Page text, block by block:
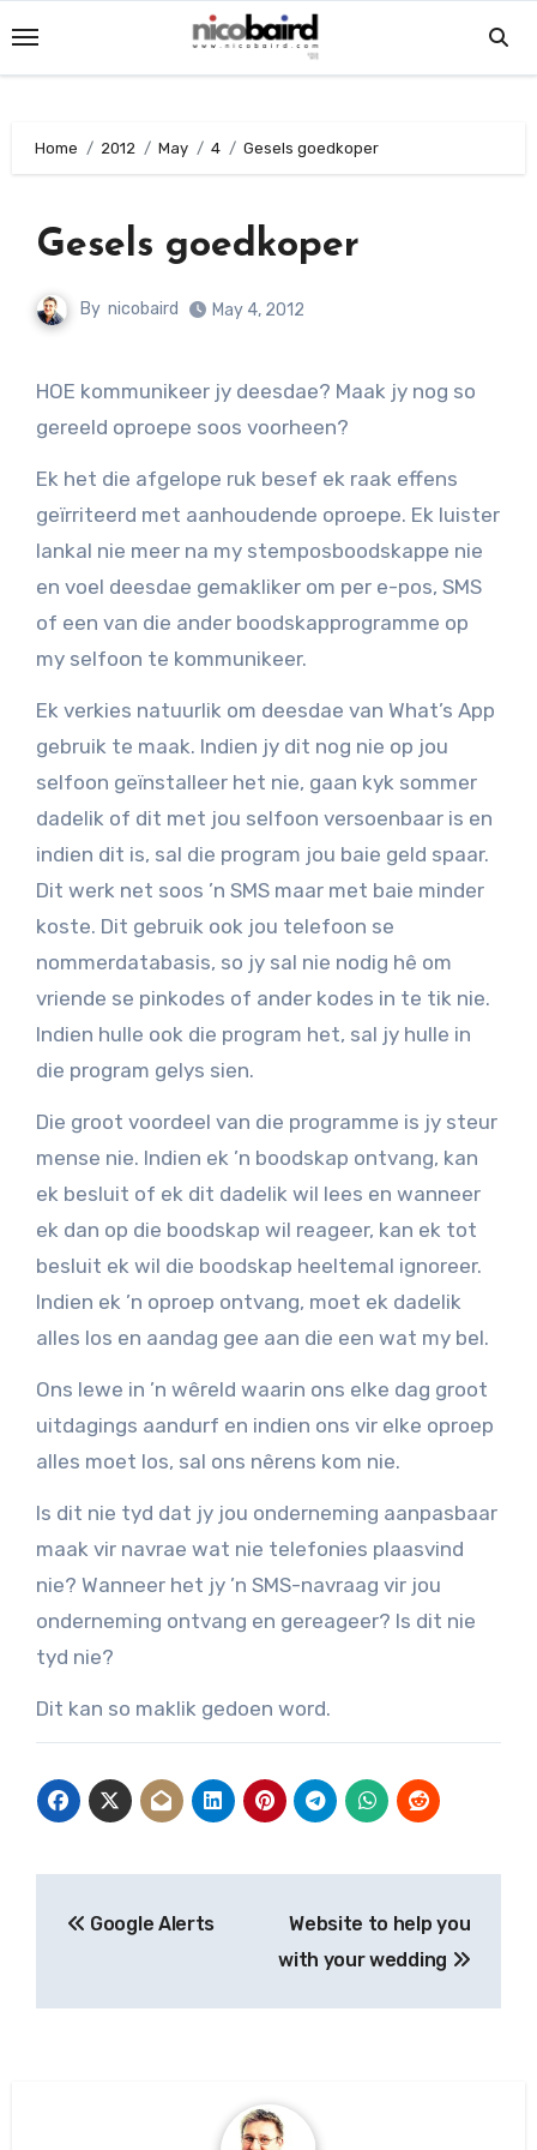
to
content
Home 2012 May 4 Gesels goedkoper
Gesels goedkoper
By nicobaird May 4, 2012
HOE kommunikeer jy deesdae? Maak jy nog so
gereeld oproepe soos voorheen?
Ek het die afgelope ruk besef ek raak effens
geïrriteerd met aanhoudende oproepe. Ek luister
lankal nie meer na my stemposboodskappe nie
en voel deesdae gemakliker om per e-pos, SMS
of een van die ander boodskapprogramme op
my selfoon te kommunikeer.
Ek verkies natuurlik om deesdae van What’s App
gebruik te maak. Indien jy dit nog nie op jou
selfoon geïnstalleer het nie, gaan kyk sommer
dadelik of dit met jou selfoon versoenbaar is en
indien dit is, sal die program jou baie geld spaar.
Dit werk net soos ’n SMS maar met baie minder
koste. Dit gebruik ook jou telefoon se
nommerdatabasis, so jy sal nie nodig hê om
vriende se pinkodes of ander kodes in te tik nie.
Indien hulle ook die program het, sal jy hulle in
die program gelys sien.
Die groot voordeel van die programme is jy steur
mense nie. Indien ek ’n boodskap ontvang, kan
ek besluit of ek dit dadelik wil lees en wanneer
ek dan op die boodskap wil reageer, kan ek tot
besluit ek wil die boodskap heeltemal ignoreer.
Indien ek ’n oproep ontvang, moet ek dadelik
alles los en aandag gee aan die een wat my bel.
Ons lewe in ’n wêreld waarin ons elke dag groot
uitdagings aandurf en indien ons vir elke oproep
alles moet los, sal ons nêrens kom nie.
Is dit nie tyd dat jy jou onderneming aanpasbaar
maak vir navrae wat nie telefonies plaasvind
nie? Wanneer het jy ’n SMS-navraag vir jou
onderneming ontvang en gereageer? Is dit nie
tyd nie?
Dit kan so maklik gedoen word.
navigation
Google Alerts
Website to help you
with your wedding